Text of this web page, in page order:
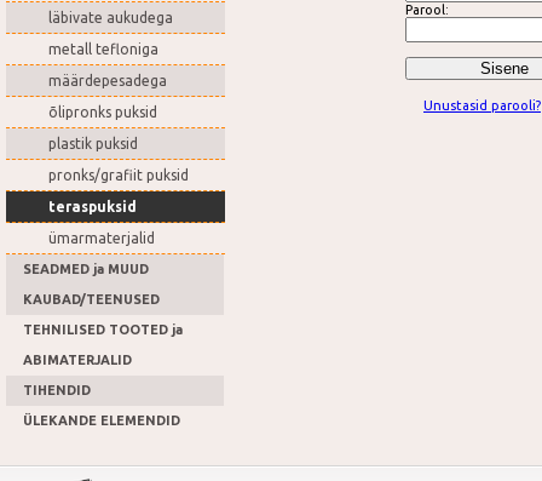
läbivate aukudega
metall tefloniga
määrdepesadega
õlipronks puksid
plastik puksid
pronks/grafiit puksid
teraspuksid
ümarmaterjalid
SEADMED ja MUUD
KAUBAD/TEENUSED
TEHNILISED TOOTED ja
ABIMATERJALID
TIHENDID
ÜLEKANDE ELEMENDID
Parool:
Unustasid parooli?